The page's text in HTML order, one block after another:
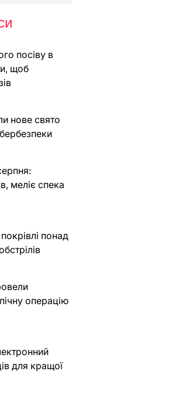
посіву в
щоб
нове свято
меліє спека
понад
операцію
для кращої